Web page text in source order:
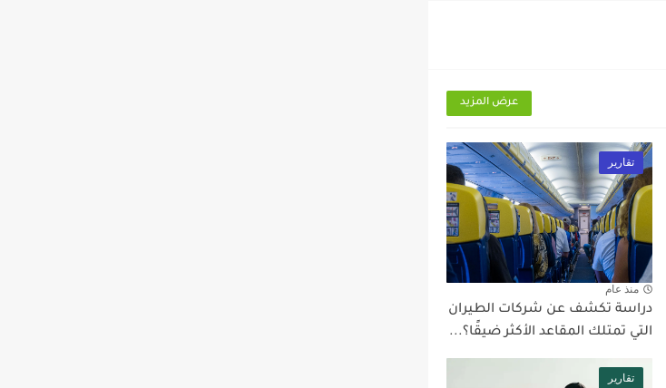
عرض المزيد
تقارير
منذ عام
دراسة تكشف عن شركات الطيران
التي تمتلك المقاعد الأكثر ضيقًا؟...
تقارير